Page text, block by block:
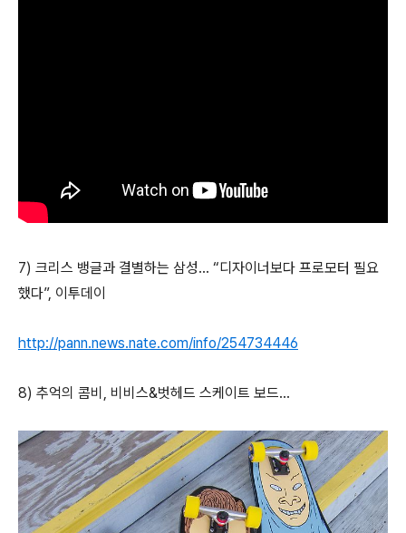
7) 크리스 뱅글과 결별하는 삼성... “디자이너보다 프로모터 필요
했다”, 이투데이
http://pann.news.nate.com/info/254734446
8) 추억의 콤비, 비비스&벗헤드 스케이트 보드...